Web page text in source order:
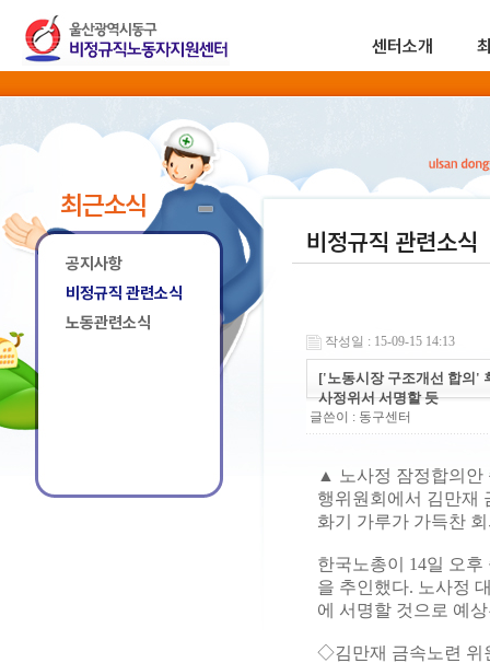
센터소개
최근소식
공지사항
비정규직 관련소식
노동관련소식
비정규직 관련소식
작성일 : 15-09-15 14:13
['노동시장 구조개선 합의'
사정위서 서명할 듯
글쓴이 : 동구센터
▲ 노사정 잠정합의안
행위원회에서 김만재
화기 가루가 가득찬
한국노총이 14일 오
을 추인했다. 노사정
에 서명할 것으로 예
◇김만재 금속노련 위